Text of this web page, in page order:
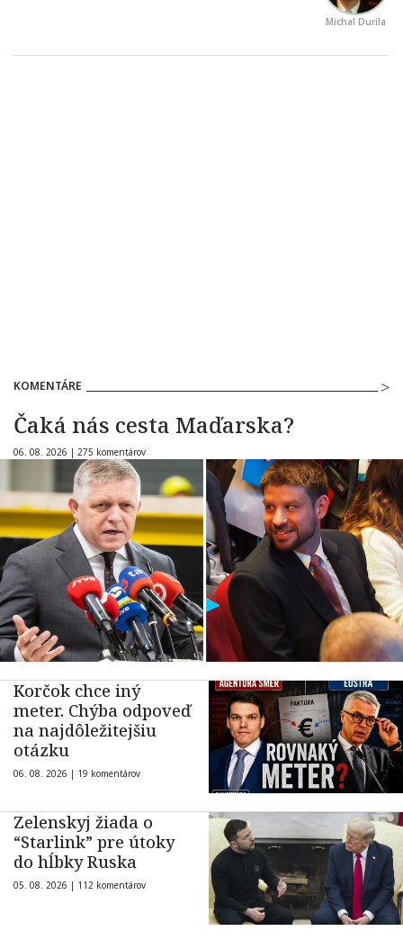
Michal Durila
KOMENTÁRE
Čaká nás cesta Maďarska?
06. 08. 2026 | 275 komentárov
Korčok chce iný
meter. Chýba odpoveď
na najdôležitejšiu
otázku
06. 08. 2026 | 19 komentárov
Zelenskyj žiada o
“Starlink” pre útoky
do hĺbky Ruska
05. 08. 2026 | 112 komentárov